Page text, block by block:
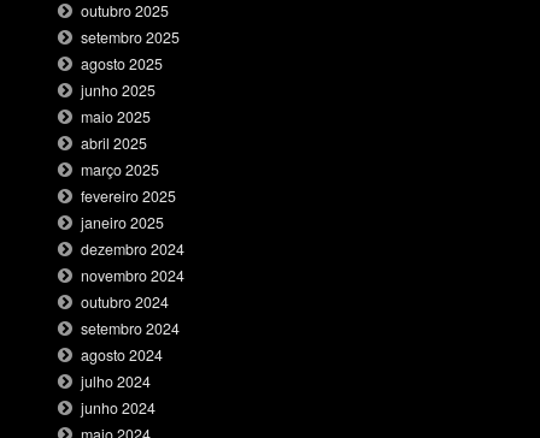
outubro 2025
setembro 2025
agosto 2025
junho 2025
maio 2025
abril 2025
março 2025
fevereiro 2025
janeiro 2025
dezembro 2024
novembro 2024
outubro 2024
setembro 2024
agosto 2024
julho 2024
junho 2024